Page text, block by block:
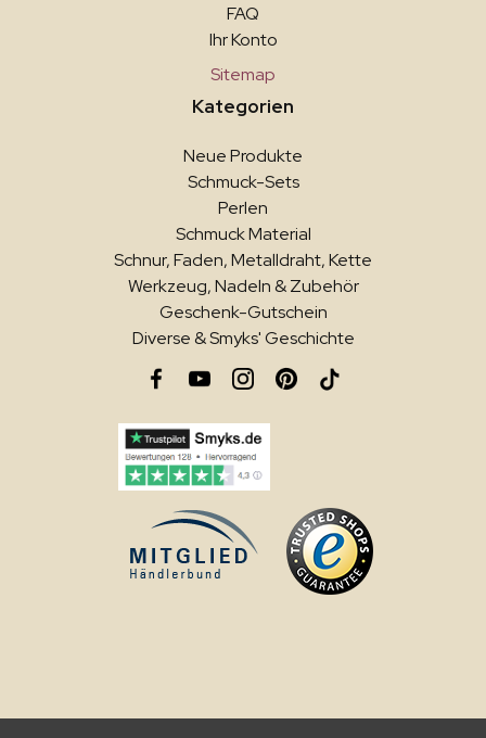
FAQ
Ihr Konto
Sitemap
Kategorien
Neue Produkte
Schmuck-Sets
Perlen
Schmuck Material
Schnur, Faden, Metalldraht, Kette
Werkzeug, Nadeln & Zubehör
Geschenk-Gutschein
Diverse & Smyks' Geschichte